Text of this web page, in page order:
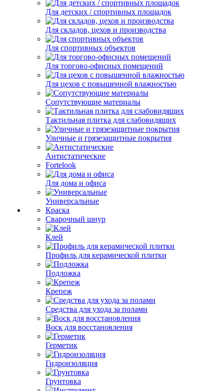
Для детских / спортивных площадок
Для складов, цехов и производства
Для спортивных объектов
Для торгово-офисных помещений
Для цехов с повышенной влажностью
Сопутствующие материалы
Тактильная плитка для слабовидящих
Уличные и грязезащитные покрытия
Антистатические
Fortelook
Для дома и офиса
Универсальные
Краска
Сварочный шнур
Клей
Профиль для керамической плитки
Подложка
Крепеж
Средства для ухода за полами
Воск для восстановления
Герметик
Гидроизоляция
Грунтовка